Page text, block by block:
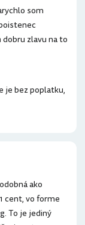
som
zlavu na to
je bez poplatku,
ako
cent, vo forme
To je jediný